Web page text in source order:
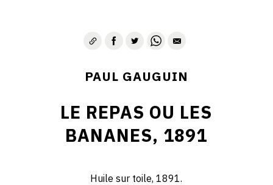
PAUL GAUGUIN
LE REPAS OU LES
BANANES, 1891
Huile sur toile, 1891.